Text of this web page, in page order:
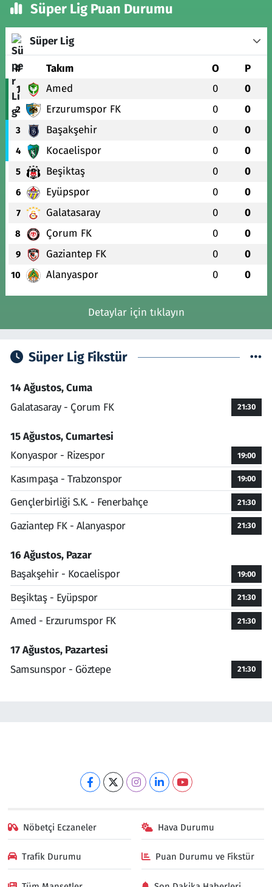
Süper Lig Puan Durumu
Süper Lig
# Takım O P
1 Amed 0 0
2 Erzurumspor FK 0 0
3 Başakşehir 0 0
4 Kocaelispor 0 0
5 Beşiktaş 0 0
6 Eyüpspor 0 0
7 Galatasaray 0 0
8 Çorum FK 0 0
9 Gaziantep FK 0 0
10 Alanyaspor 0 0
Detaylar için tıklayın
Süper Lig Fikstür
14 Ağustos, Cuma
Galatasaray - Çorum FK
21:30
15 Ağustos, Cumartesi
Konyaspor - Rizespor
19:00
Kasımpaşa - Trabzonspor 19:00
Gençlerbirliği S.K. - Fenerbahçe 21:30
Gaziantep FK - Alanyaspor 21:30
16 Ağustos, Pazar
Başakşehir - Kocaelispor
19:00
Beşiktaş - Eyüpspor 21:30
Amed - Erzurumspor FK 21:30
17 Ağustos, Pazartesi
Samsunspor - Göztepe
21:30
Nöbetçi Eczaneler Hava Durumu
Trafik Durumu Puan Durumu ve Fikstür